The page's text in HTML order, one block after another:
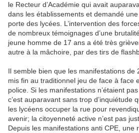
le Recteur d’Académie qui avait
dans les établissements et demandé
porte des lycées. L’intervention des
de nombreux témoignages d’une
jeune homme de 17 ans a été très
autre à la mâchoire, par des tirs de
Il semble bien que les manifestations de
mis fin au traditionnel jeu de face à face
police. Si les manifestations n’étaient
c’est auparavant sans trop d’inquiétude
les lycéens occuper la rue pour
avenir; la citoyenneté active n’est pas
Depuis les manifestations anti CPE, une